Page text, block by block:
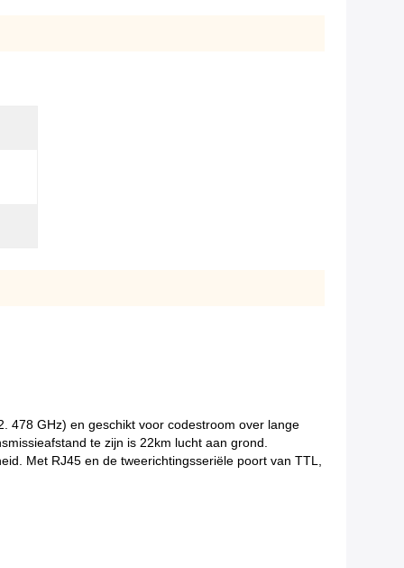
478 GHz) en geschikt voor codestroom over lange
te zijn is 22km lucht aan grond.
Met RJ45 en de tweerichtingsseriële poort van TTL,